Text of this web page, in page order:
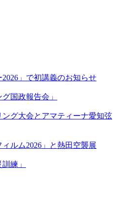
2026」で初講義のお知らせ
国政報告会」
グ大会とアマティーナ愛知弦
ィルム2026」と熱田空襲展
練」